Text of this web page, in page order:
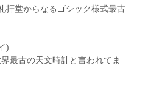
拝堂からなるゴシック様式最古
)
最古の天文時計と言われてま